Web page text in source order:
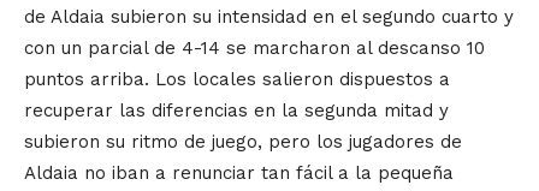
de Aldaia subieron su intensidad en el segundo cuarto y
con un parcial de 4-14 se marcharon al descanso 10
puntos arriba. Los locales salieron dispuestos a
recuperar las diferencias en la segunda mitad y
subieron su ritmo de juego, pero los jugadores de
Aldaia no iban a renunciar tan fácil a la pequeña